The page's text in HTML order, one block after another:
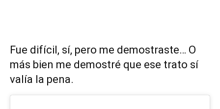
Fue difícil, sí, pero me demostraste… O
más bien me demostré que ese trato sí
valía la pena.